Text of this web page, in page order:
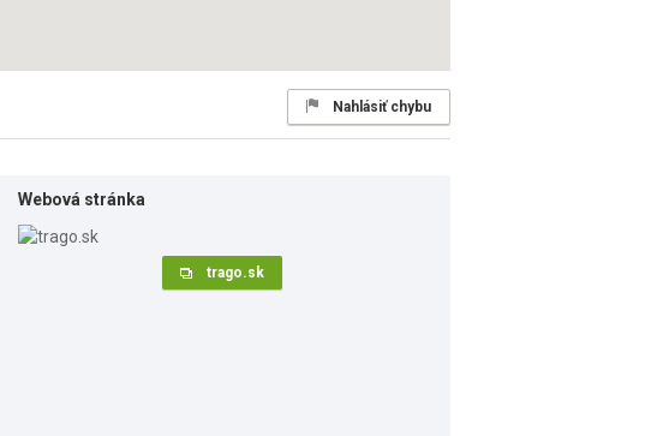
Nahlásiť chybu
Webová stránka
trago.sk